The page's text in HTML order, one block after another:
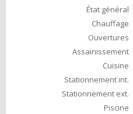
État général
Chauffage
Ouvertures
Assainissement
Cuisine
Stationnement int.
Stationnement ext.
Piscine